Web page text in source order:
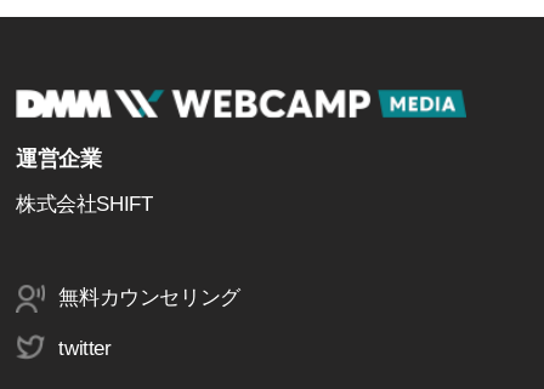
運営企業
株式会社SHIFT
無料カウンセリング
twitter